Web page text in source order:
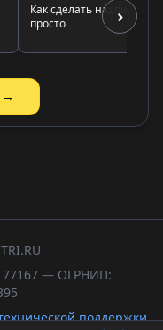
Как сделать надпись
просто
›
→
— ОГРНИП:
поддержки